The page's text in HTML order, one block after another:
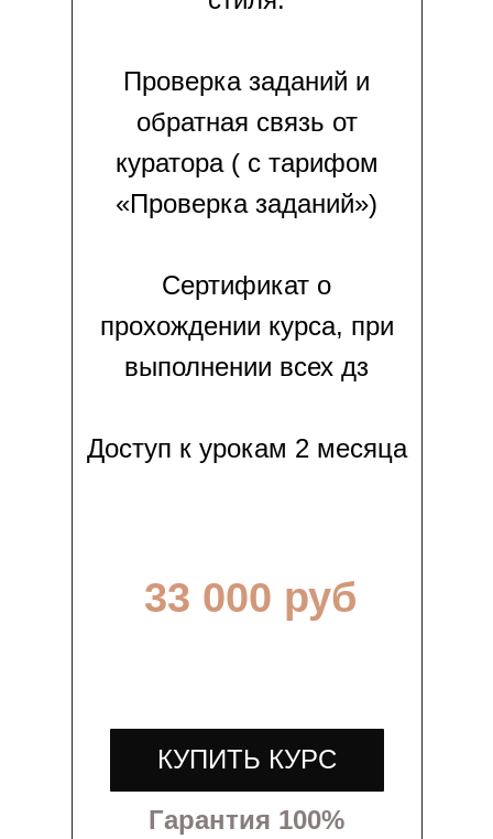
КУПИТЬ КУРС
Гарантия 100%
Проверка заданий и
обратная связь от
куратора ( с тарифом
«Проверка заданий»)
Сертификат о
прохождении курса, при
выполнении всех дз
Доступ к урокам 2 месяца
33 000 руб